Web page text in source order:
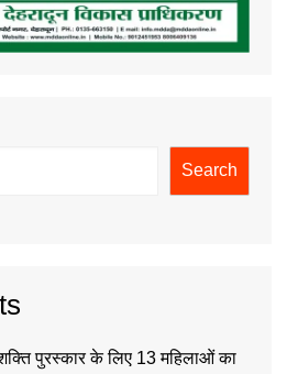
Search
शक्ति पुरस्कार के लिए 13 महिलाओं का